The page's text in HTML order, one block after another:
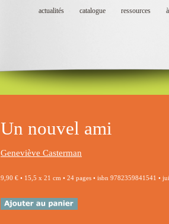
actualités catalogue ressources
Un nouvel ami
Geneviève Casterman
9,90 € • 15,5 x 21 cm • 24 pages • isbn 9782359841541 •